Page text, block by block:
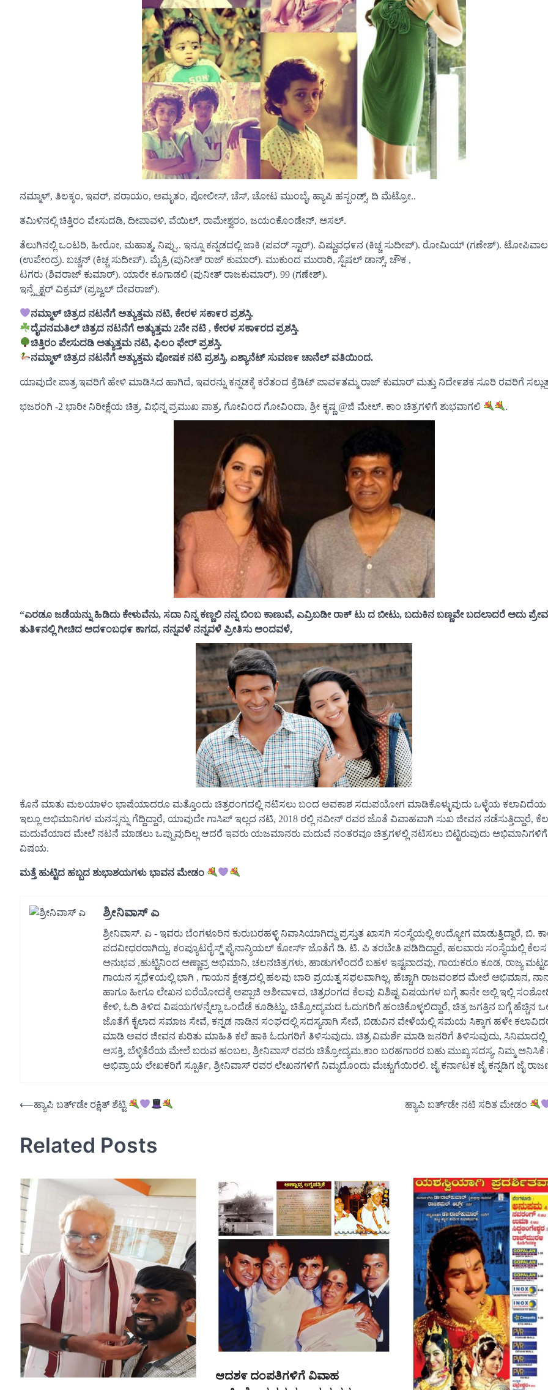
ನಮ್ಮಾಳ್, ತಿಲಕ್ಕಂ, ಇವರ್, ಪರಾಯಂ, ಅಮೃತಂ, ಪೋಲೀಸ್, ಚೆಸ್, ಚೋಟ ಮುಂಬೈ, ಹ್ಯಾಪಿ ಹಸ್ಬಂಡ್ಸ್, ದಿ ಮೆಟ್ರೋ..
ತಮಿಳಿನಲ್ಲಿ ಚಿತ್ತಿರಂ ಪೇಸುದಡಿ, ದೀಪಾವಳಿ, ವೆಯಿಲ್, ರಾಮೇಶ್ವರಂ, ಜಯಂಕೊಂಡೇನ್, ಅಸಲ್.
ತೆಲುಗಿನಲ್ಲಿ ಒಂಟರಿ, ಹೀರೋ, ಮಹಾತ್ಮ, ನಿಪ್ಪು.. ಇನ್ನೂ ಕನ್ನಡದಲ್ಲಿ ಜಾಕಿ (ಪವರ್ ಸ್ಟಾರ್). ವಿಷ್ಣುವಧ೯ನ (ಕಿಚ್ಚ ಸುದೀಪ್). ರೋಮಿಯ್ (ಗಣೇಶ್). ಟೋಪಿವಾಲ
(ಉಪೇಂದ್ರ). ಬಚ್ಚನ್ (ಕಿಚ್ಚ ಸುದೀಪ್). ಮೈತ್ರಿ (ಪುನೀತ್ ರಾಜ್ ಕುಮಾರ್). ಮುಕುಂದ ಮುರಾರಿ, ಸ್ಪೆಷಲ್ ಡಾನ್ಸ್, ಚೌಕ ,
ಟಗರು (ಶಿವರಾಜ್ ಕುಮಾರ್). ಯಾರೇ ಕೂಗಾಡಲಿ (ಪುನೀತ್ ರಾಜಕುಮಾರ್). 99 (ಗಣೇಶ್).
ಇನ್ಸ್ಪೆಕ್ಟರ್ ವಿಕ್ರಮ್ (ಪ್ರಜ್ವಲ್ ದೇವರಾಜ್).
ನಮ್ಮಾಳ್ ಚಿತ್ರದ ನಟನೆಗೆ ಅತ್ಯುತ್ತಮ ನಟಿ, ಕೇರಳ ಸಕಾ೯ರ ಪ್ರಶಸ್ತಿ.
ದೈವನಮತಿಲ್ ಚಿತ್ರದ ನಟನೆಗೆ ಅತ್ಯುತ್ತಮ 2ನೇ ನಟಿ , ಕೇರಳ ಸಕಾ೯ರದ ಪ್ರಶಸ್ತಿ.
ಚಿತ್ತಿರಂ ಪೇಸುದಡಿ ಅತ್ಯುತ್ತಮ ನಟಿ, ಫಿಲಂ ಫೇರ್ ಪ್ರಶಸ್ತಿ.
ನಮ್ಮಾಳ್ ಚಿತ್ರದ ನಟನೆಗೆ ಅತ್ಯುತ್ತಮ ಪೋಷಕ ನಟಿ ಪ್ರಶಸ್ತಿ, ಏಶ್ಯಾನೆಟ್ ಸುವಣ೯ ಚಾನೆಲ್ ವತಿಯಿಂದ.
ಯಾವುದೇ ಪಾತ್ರ ಇವರಿಗೆ ಹೇಳಿ ಮಾಡಿಸಿದ ಹಾಗಿದೆ, ಇವರನ್ನು ಕನ್ನಡಕ್ಕೆ ಕರೆತಂದ ಕ್ರೆಡಿಟ್ ಪಾವ೯ತಮ್ಮ ರಾಜ್ ಕುಮಾರ್ ಮತ್ತು ನಿದೇ೯ಶಕ ಸೂರಿ ರವರಿಗೆ
ಭಜರಂಗಿ -2 ಭಾರೀ ನಿರೀಕ್ಷೆಯ ಚಿತ್ರ, ವಿಭಿನ್ನ ಪ್ರಮುಖ ಪಾತ್ರ, ಗೋವಿಂದ ಗೋವಿಂದಾ, ಶ್ರೀ ಕೃಷ್ಣ @ಜಿ ಮೇಲ್. ಕಾಂ ಚಿತ್ರಗಳಿಗೆ ಶುಭವಾಗಲಿ .
“ಎರಡೂ ಜಡೆಯನ್ನು ಹಿಡಿದು ಕೇಳುವೆನು, ಸದಾ ನಿನ್ನ ಕಣ್ಣಲಿ ನನ್ನ ಬಿಂಬ ಕಾಣುವೆ, ಎವ್ರಿಬಡೀ ರಾಕ್ ಟು ದ ಬೀಟು, ಬದುಕಿನ ಬಣ್ಣವೇ ಬದಲಾದರೆ ಅದು
ತುತಿ೯ನಲ್ಲಿ ಗೀಚಿದ ಅದ೯ಂಬಧ೯ ಕಾಗದ, ನನ್ನವಳೆ ನನ್ನವಳೆ ಪ್ರೀತಿಸು ಅಂದವಳೆ,
ಕೊನೆ ಮಾತು ಮಲಯಾಳಂ ಭಾಷೆಯಾದರೂ ಮತ್ತೊಂದು ಚಿತ್ರರಂಗದಲ್ಲಿ ನಟಿಸಲು ಬಂದ ಅವಕಾಶ ಸದುಪಯೋಗ ಮಾಡಿಕೊಳ್ಳುವುದು ಒಳ್ಳೆಯ ಕಲಾವಿದೆಯ
ಇಲ್ಲೂ ಅಭಿಮಾನಿಗಳ ಮನಸ್ಸನ್ನು ಗೆದ್ದಿದ್ದಾರೆ, ಯಾವುದೇ ಗಾಸಿಪ್ ಇಲ್ಲದ ನಟಿ, 2018 ರಲ್ಲಿ ನವೀನ್ ರವರ ಜೊತೆ ವಿವಾಹವಾಗಿ ಸುಖ ಜೀವನ ನಡೆಸುತ್ತಿದ್ದಾರೆ,
ಮದುವೆಯಾದ ಮೇಲೆ ನಟನೆ ಮಾಡಲು ಒಪ್ಪುವುದಿಲ್ಲ ಆದರೆ ಇವರು ಯಜಮಾನರು ಮದುವೆ ನಂತರವೂ ಚಿತ್ರಗಳಲ್ಲಿ ನಟಿಸಲು ಬಿಟ್ಟಿರುವುದು
ವಿಷಯ.
ಮತ್ತೆ ಹುಟ್ಟಿದ ಹಬ್ಬದ ಶುಭಾಶಯಗಳು ಭಾವನ ಮೇಡಂ
ಶ್ರೀನಿವಾಸ್ ಎ
ಶ್ರೀನಿವಾಸ್. ಎ - ಇವರು ಬೆಂಗಳೂರಿನ ಕುರುಬರಹಳ್ಳಿ ನಿವಾಸಿಯಾಗಿದ್ದು ಪ್ರಸ್ತುತ ಖಾಸಗಿ ಸಂಸ್ಥೆಯಲ್ಲಿ ಉದ್ಯೋಗ ಮಾಡುತ್ತಿದ್ದಾರೆ, ಬಿ.
ಪದವೀಧರರಾಗಿದ್ದು, ಕಂಪ್ಯೂಟರೈಸ್ಡ್ ಫೈನಾನ್ಶಿಯಲ್ ಕೋರ್ಸ್ ಜೊತೆಗೆ ಡಿ. ಟಿ. ಪಿ ತರಬೇತಿ ಪಡಿದಿದ್ದಾರೆ, ಹಲವಾರು ಸಂಸ್ಥೆಯಲ್ಲಿ
ಅನುಭವ ,ಹುಟ್ಟಿನಿಂದ ಅಣ್ಣಾವ್ರ ಅಭಿಮಾನಿ, ಚಲನಚಿತ್ರಗಳು, ಹಾಡುಗಳೆಂದರೆ ಬಹಳ ಇಷ್ಟವಾದವು, ಗಾಯಕರೂ ಕೂಡ, ರಾಜ್ಯ
ಗಾಯನ ಸ್ಪಧೆ೯ಯಲ್ಲಿ ಭಾಗಿ , ಗಾಯನ ಕ್ಷೇತ್ರದಲ್ಲಿ ಹಲವು ಬಾರಿ ಪ್ರಯತ್ನ ಸಫಲವಾಗಿಲ್ಲ, ಹೆಚ್ಚಾಗಿ ರಾಜವಂಶದ ಮೇಲೆ ಅಭಿಮಾನ,
ಹಾಗೂ ಹೀಗೂ ಲೇಖನ ಬರೆಯೋದಕ್ಕೆ ಅಪ್ಪಾಜಿ ಆಶೀವಾ೯ದ, ಚಿತ್ರರಂಗದ ಕೆಲವು ವಿಶಿಷ್ಟ ವಿಷಯಗಳ ಬಗ್ಗೆ ತಾನೇ ಅಲ್ಲಿ ಇಲ್ಲಿ
ಕೇಳಿ, ಓದಿ ತಿಳಿದ ವಿಷಯಗಳನ್ನೆಲ್ಲಾ ಒಂದೆಡೆ ಕೂಡಿಟ್ಟು, ಚಿತ್ರೋದ್ಯಮದ ಓದುಗರಿಗೆ ಹಂಚಿಕೊಳ್ಳಲಿದ್ದಾರೆ, ಚಿತ್ರ ಜಗತ್ತಿನ ಬಗ್ಗೆ ಹೆಚ್ಚಿನ
ಜೊತೆಗೆ ಕೈಲಾದ ಸಮಾಜ ಸೇವೆ, ಕನ್ನಡ ನಾಡಿನ ಸಂಘದಲ್ಲಿ ಸದಸ್ಯನಾಗಿ ಸೇವೆ, ಬಿಡುವಿನ ವೇಳೆಯಲ್ಲಿ ಸಮಯ ಸಿಕ್ಕಾಗ ಹಳೇ
ಮಾಡಿ ಅವರ ಜೀವನ ಕುರಿತು ಮಾಹಿತಿ ಕಲೆ ಹಾಕಿ ಓದುಗರಿಗೆ ತಿಳಿಸುವುದು. ಚಿತ್ರ ವಿಮರ್ಶೆ ಮಾಡಿ ಜನರಿಗೆ ತಿಳಿಸುವುದು, ಸಿನಿಮಾದಲ್ಲಿ
ಆಸಕ್ತಿ, ಬೆಳ್ಳಿತೆರೆಯ ಮೇಲೆ ಬರುವ ಹಂಬಲ, ಶ್ರೀನಿವಾಸ್ ರವರು ಚಿತ್ರೋದ್ಯಮ.ಕಾಂ ಬರಹಗಾರರ ಬಹು ಮುಖ್ಯ ಸದಸ್ಯ, ನಿಮ್ಮ ಅನಿಸಿಕೆ
ಅಭಿಪ್ರಾಯ ಲೇಖಕರಿಗೆ ಸ್ಪೂರ್ತಿ, ಶ್ರೀನಿವಾಸ್ ರವರ ಲೇಖನಗಳಿಗೆ ನಿಮ್ಮದೊಂದು ಮೆಚ್ಚುಗೆಯಿರಲಿ. ಜೈ ಕರ್ನಾಟಕ ಜೈ ಕನ್ನಡಿಗ ಜೈ
Post
⟵ಹ್ಯಾಪಿ ಬರ್ತ್‌ಡೇ ರಕ್ಷಿತ್ ಶೆಟ್ಟಿ ಹ್ಯಾಪಿ ಬರ್ತ್‌ಡೇ ನಟಿ ಸರಿತ ಮೇಡಂ
Related Posts
ಆದಶ೯ ದಂಪತಿಗಳಿಗೆ ವಿವಾಹ